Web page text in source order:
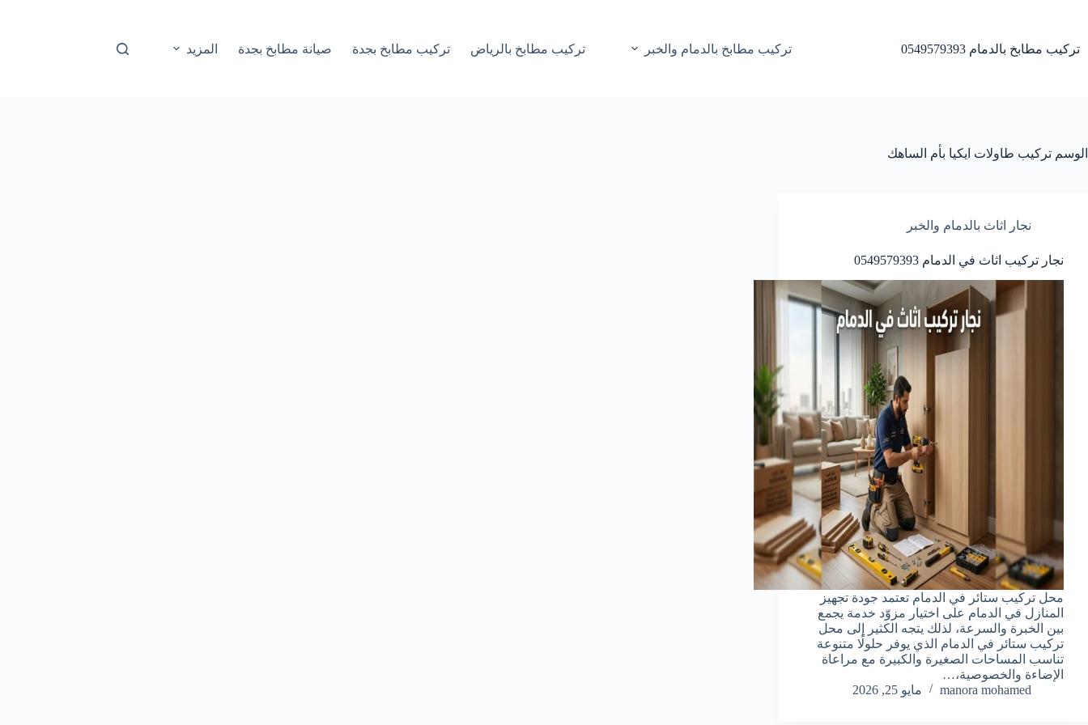
تركيب مطابخ بالدمام 0549579393 تركيب مطابخ بالدمام والخبر تركيب مطابخ بالرياض تركيب مطابخ بجدة صيانة مطابخ بجدة المزيد
الوسم تركيب طاولات ايكيا بأم الساهك
نجار اثاث بالدمام والخبر
نجار تركيب اثاث في الدمام 0549579393
محل تركيب ستائر في الدمام تعتمد جودة تجهيز
المنازل في الدمام على اختيار مزوّد خدمة يجمع
بين الخبرة والسرعة، لذلك يتجه الكثير إلى محل
تركيب ستائر في الدمام الذي يوفر حلولًا متنوعة
تناسب المساحات الصغيرة والكبيرة مع مراعاة
الإضاءة والخصوصية،…
manora mohamed
مايو 25, 2026